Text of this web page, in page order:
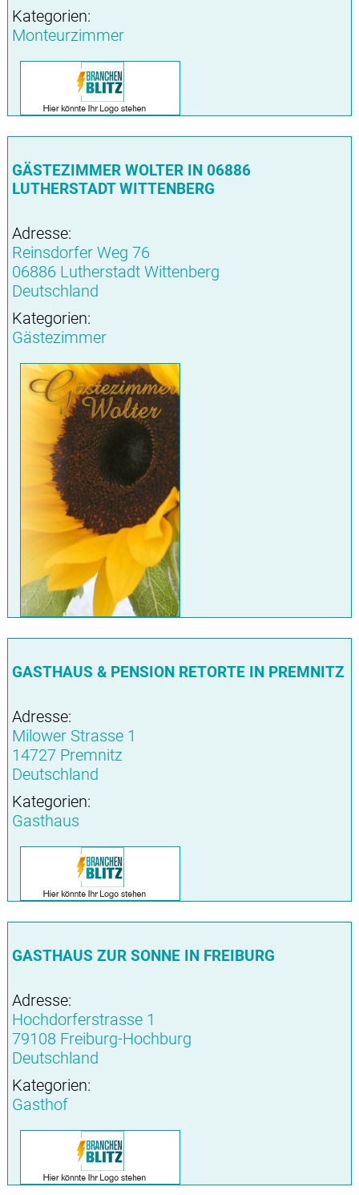
Kategorien:
Monteurzimmer
GÄSTEZIMMER WOLTER IN 06886
LUTHERSTADT WITTENBERG
Adresse:
Reinsdorfer Weg 76
06886 Lutherstadt Wittenberg
Deutschland
Kategorien:
Gästezimmer
GASTHAUS & PENSION RETORTE IN PREMNITZ
Adresse:
Milower Strasse 1
14727 Premnitz
Deutschland
Kategorien:
Gasthaus
GASTHAUS ZUR SONNE IN FREIBURG
Adresse:
Hochdorferstrasse 1
79108 Freiburg-Hochburg
Deutschland
Kategorien:
Gasthof